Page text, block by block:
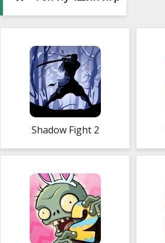
Shadow Fight 2